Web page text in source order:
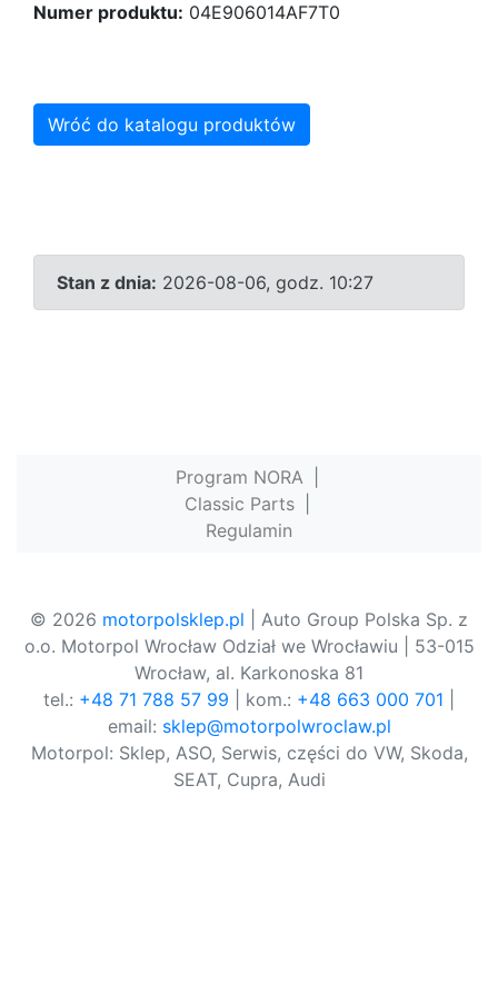
Numer produktu: 04E906014AF7T0
Wróć do katalogu produktów
Stan z dnia: 2026-08-06, godz. 10:27
Program NORA
Classic Parts
Regulamin
© 2026 motorpolsklep.pl | Auto Group Polska Sp. z
o.o. Motorpol Wrocław Odział we Wrocławiu | 53-015
Wrocław, al. Karkonoska 81
tel.: +48 71 788 57 99 | kom.: +48 663 000 701
email: sklep@motorpolwroclaw.pl
Motorpol: Sklep, ASO, Serwis, części do VW, Skoda,
SEAT, Cupra, Audi